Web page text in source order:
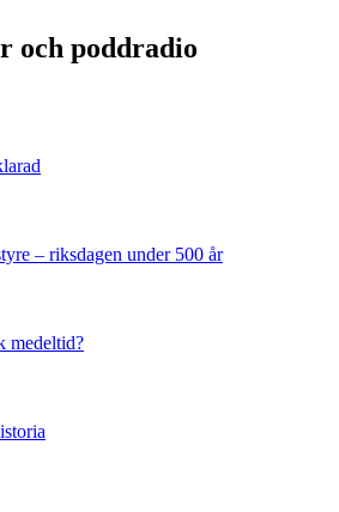
och poddradio
– riksdagen under 500 år
medeltid?